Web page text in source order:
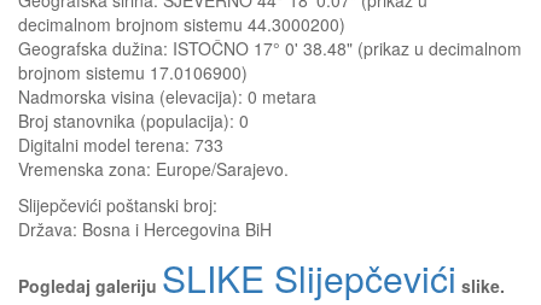
decimalnom brojnom sistemu 44.3000200)
Geografska dužina: ISTOČNO 17° 0' 38.48" (prikaz u decimalnom
brojnom sistemu 17.0106900)
Nadmorska visina (elevacija): 0 metara
Broj stanovnika (populacija): 0
Digitalni model terena: 733
Vremenska zona: Europe/Sarajevo.
Slijepčevići poštanski broj:
Država: Bosna i Hercegovina BiH
Pogledaj galeriju SLIKE Slijepčevići slike.